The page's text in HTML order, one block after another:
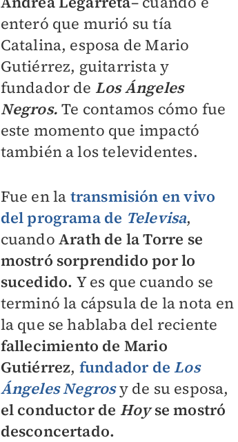
enteró que murió su tía
Catalina, esposa de Mario
Gutiérrez, guitarrista y
fundador de Los Ángeles
Negros. Te contamos cómo fue
este momento que impactó
también a los televidentes.
Fue en la transmisión en vivo
del programa de Televisa,
cuando Arath de la Torre se
mostró sorprendido por lo
sucedido. Y es que cuando se
terminó la cápsula de la nota en
la que se hablaba del reciente
fallecimiento de Mario
Gutiérrez, fundador de Los
Ángeles Negrosy de su esposa,
el conductor de Hoyse mostró
desconcertado.